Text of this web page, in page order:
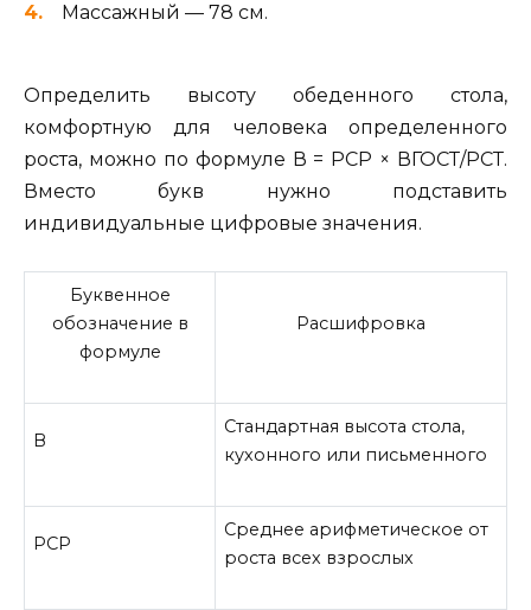
Массажный — 78 см.
Определить высоту обеденного стола,
комфортную для человека определенного
роста, можно по формуле В = РСР × ВГОСТ/РСТ.
Вместо букв нужно подставить
индивидуальные цифровые значения.
Буквенное
обозначение в
формуле
Расшифровка
В
Стандартная высота стола,
кухонного или письменного
РСР
Среднее арифметическое от
роста всех взрослых